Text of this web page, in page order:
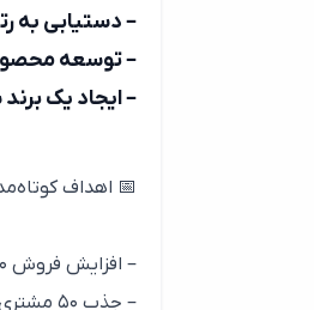
– دستیابی به
– توسعه
– ایجاد یک
📅 اهداف کوتاه‌مدت
– افزایش فروش ۳۰٪ نسبت به سال قبل
– جذب ۵۰ مشتری جدید در بخش B2B